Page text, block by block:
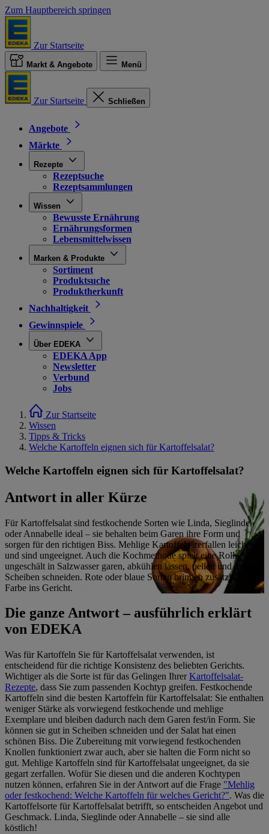
Zum Hauptbereich springen
Zur Startseite
Markt & Angebote Menü
Zur Startseite Schließen
Angebote
Märkte
Rezepte
Rezeptsuche
Rezeptsammlungen
Wissen
Bewusste Ernährung
Ernährungsformen
Lebensmittelwissen
Marken & Produkte
Sortiment
Produktsuche
Produktherkunft
Nachhaltigkeit
Gewinnspiele
Über EDEKA
EDEKA App
Newsletter
Verbund
Jobs
Zur Startseite
Wissen
Tipps & Tricks
Welche Kartoffeln eignen sich für Kartoffelsalat?
Welche Kartoffeln eignen sich für Kartoffelsalat?
Antwort in aller Kürze
Für Kartoffelsalat sind festkochende Sorten wie Linda, Sieglinde
oder Annabelle ideal – sie behalten beim Garen ihre Form und
sorgen für den richtigen Biss. Mehlige Kartoffeln zerfallen leicht
und sind ungeeignet. Auch die Kochmethode spielt eine Rolle:
ungeschält in Salzwasser garen, abkühlen lassen, pellen und in
Scheiben schneiden. Rote oder blaue Sorten bringen zusätzlich
Farbe ins Gericht.
Die ganze Antwort – ausführlich erklärt
von EDEKA
Was für Kartoffeln Sie für Kartoffelsalat verwenden, ist
entscheidend für die richtige Konsistenz des beliebten Gerichts.
Wichtiger als die Sorte ist für das Gelingen Ihrer Kartoffelsalat-
Rezepte, dass Sie zum passenden Kochtyp greifen. Festkochende
Kartoffeln sind die besten Kartoffeln für Kartoffelsalat: Sie enthalten
weniger Stärke als vorwiegend festkochende und mehlige
Exemplare und bleiben dadurch nach dem Garen fest/in Form. Sie
können sie gut in Scheiben schneiden und der Salat hat einen
schönen Biss. Die Zubereitung mit vorwiegend festkochenden
Knollen funktioniert zwar auch, aber sie halten die Form nicht so
gut. Mehlige Kartoffeln sind für Kartoffelsalat ungeeignet, da sie
gegart zerfallen. Wofür Sie diesen und die anderen Kochtypen
nutzen können, erfahren Sie in der Antwort auf die Frage "Mehlig
oder festkochend: Welche Kartoffeln für welches Gericht?". Was die
Kartoffelsorte für Kartoffelsalat betrifft, so entscheiden Angebot und
Geschmack. Linda, Sieglinde oder Annabelle – sie sind alle
köstlich!